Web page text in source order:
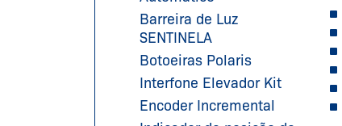
Barreira de Luz
SENTINELA
Botoeiras Polaris
Interfone Elevador Kit
Encoder Incremental